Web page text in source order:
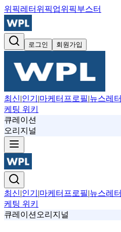
위픽레터 위픽업위픽부스터
로그인 회원가입
최신|인기 |마케터프로필|뉴스레터
케팅 위키
큐레이션
오리지널
최신|인기 |마케터프로필|뉴스레터
케팅 위키
큐레이션 오리지널